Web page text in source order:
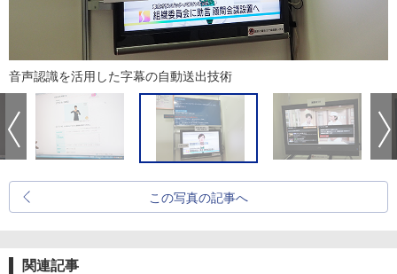
音声認識を活用した字幕の自動送出技術
この写真の記事へ
関連記事